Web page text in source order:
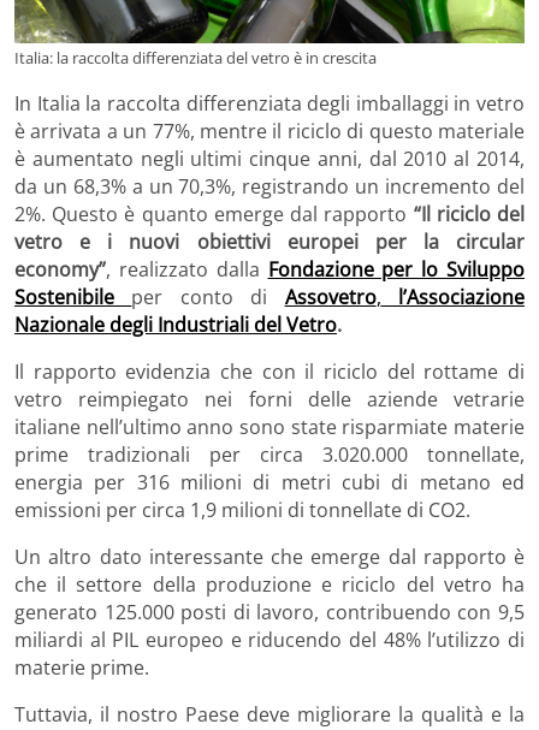
Italia: la raccolta differenziata del vetro è in crescita
In Italia la raccolta differenziata degli imballaggi in vetro
è arrivata a un 77%, mentre il riciclo di questo materiale
è aumentato negli ultimi cinque anni, dal 2010 al 2014,
da un 68,3% a un 70,3%, registrando un incremento del
2%. Questo è quanto emerge dal rapporto “Il riciclo del
vetro e i nuovi obiettivi europei per la circular
economy”, realizzato dalla Fondazione per lo Sviluppo
Sostenibile
per conto di Assovetro, l’Associazione
Nazionale degli Industriali del Vetro.
Il rapporto evidenzia che con il riciclo del rottame di
vetro reimpiegato nei forni delle aziende vetrarie
italiane nell’ultimo anno sono state risparmiate materie
prime tradizionali per circa 3.020.000 tonnellate,
energia per 316 milioni di metri cubi di metano ed
emissioni per circa 1,9 milioni di tonnellate di CO2.
Un altro dato interessante che emerge dal rapporto è
che il settore della produzione e riciclo del vetro ha
generato 125.000 posti di lavoro, contribuendo con 9,5
miliardi al PIL europeo e riducendo del 48% l’utilizzo di
materie prime.
Tuttavia, il nostro Paese deve migliorare la qualità e la